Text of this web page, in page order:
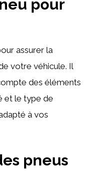
pour
assurer la
votre véhicule. Il
des éléments
et le type de
à vos
pneus